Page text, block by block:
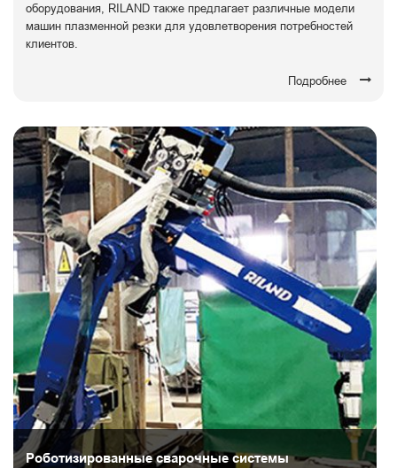
оборудования, RILAND также предлагает различные модели
машин плазменной резки для удовлетворения потребностей
клиентов.
Подробнее
Роботизированные сварочные системы